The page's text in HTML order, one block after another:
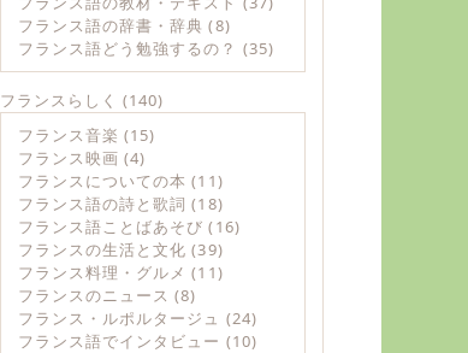
フランス語の辞書・辞典 (8)
フランス語どう勉強するの？ (35)
フランスらしく (140)
フランス音楽 (15)
フランス映画 (4)
フランスについての本 (11)
フランス語の詩と歌詞 (18)
フランス語ことばあそび (16)
フランスの生活と文化 (39)
フランス料理・グルメ (11)
フランスのニュース (8)
フランス・ルポルタージュ (24)
フランス語でインタビュー (10)